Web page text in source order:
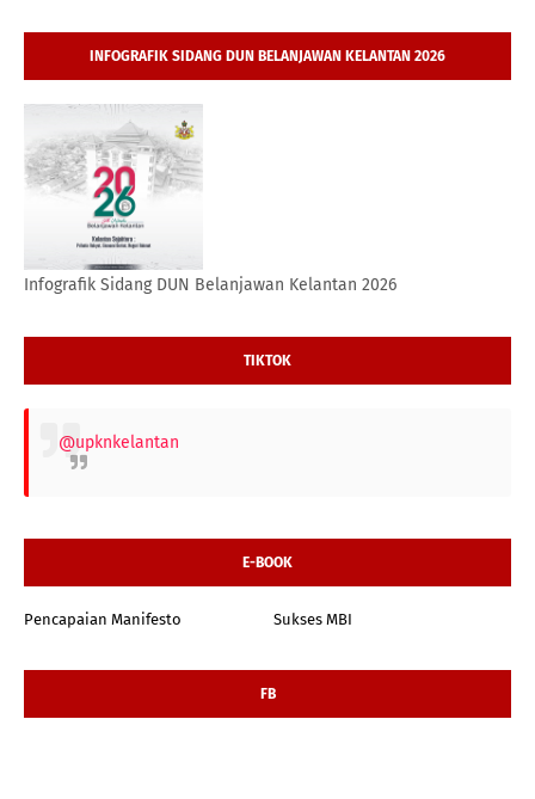
INFOGRAFIK SIDANG DUN BELANJAWAN KELANTAN 2026
Infografik Sidang DUN Belanjawan Kelantan 2026
TIKTOK
@upknkelantan
E-BOOK
Pencapaian Manifesto Sukses MBI
FB